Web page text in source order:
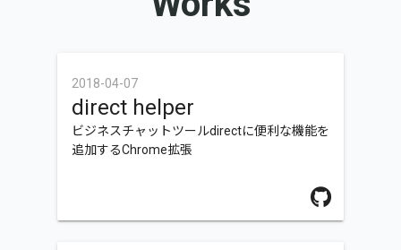
2018-04-07
direct helper
ビジネスチャットツールdirectに便利な機能を
追加するChrome拡張